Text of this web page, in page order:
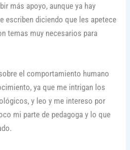
más apoyo, aunque ya hay
escriben diciendo que les apetece
temas muy necesarios para
el comportamiento humano
ya que me intrigan los
y leo y me intereso por
mi parte de pedagoga y lo que